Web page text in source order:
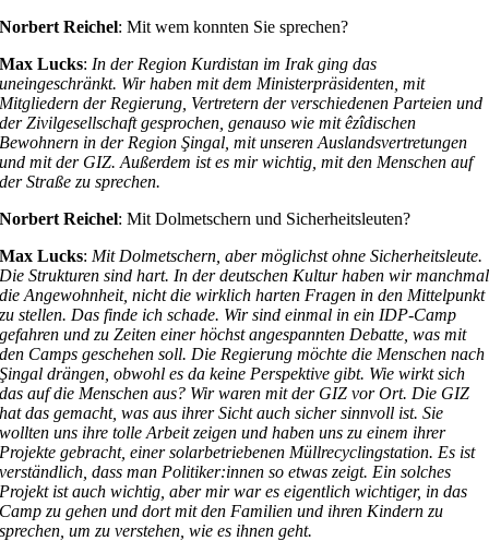
Norbert Reichel: Mit wem konnten Sie sprechen?
Max Lucks: In der Region Kurdistan im Irak ging das
uneingeschränkt. Wir haben mit dem Ministerpräsidenten, mit
Mitgliedern der Regierung, Vertretern der verschiedenen Parteien und
der Zivilgesellschaft gesprochen, genauso wie mit êzîdischen
Bewohnern in der Region Şingal, mit unseren Auslandsvertretungen
und mit der GIZ. Außerdem ist es mir wichtig, mit den Menschen auf
der Straße zu sprechen.
Norbert Reichel: Mit Dolmetschern und Sicherheitsleuten?
Max Lucks: Mit Dolmetschern, aber möglichst ohne Sicherheitsleute.
Die Strukturen sind hart. In der deutschen Kultur haben wir manchmal
die Angewohnheit, nicht die wirklich harten Fragen in den Mittelpunkt
zu stellen. Das finde ich schade. Wir sind einmal in ein IDP-Camp
gefahren und zu Zeiten einer höchst angespannten Debatte, was mit
den Camps geschehen soll. Die Regierung möchte die Menschen nach
Şingal drängen, obwohl es da keine Perspektive gibt. Wie wirkt sich
das auf die Menschen aus? Wir waren mit der GIZ vor Ort. Die GIZ
hat das gemacht, was aus ihrer Sicht auch sicher sinnvoll ist. Sie
wollten uns ihre tolle Arbeit zeigen und haben uns zu einem ihrer
Projekte gebracht, einer solarbetriebenen Müllrecyclingstation. Es ist
verständlich, dass man Politiker:innen so etwas zeigt. Ein solches
Projekt ist auch wichtig, aber mir war es eigentlich wichtiger, in das
Camp zu gehen und dort mit den Familien und ihren Kindern zu
sprechen, um zu verstehen, wie es ihnen geht.